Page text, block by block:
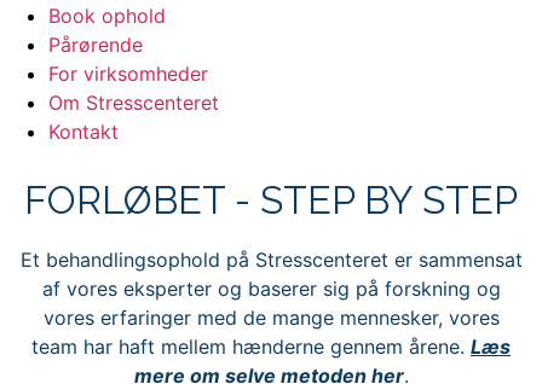
Book ophold
Pårørende
For virksomheder
Om Stresscenteret
Kontakt
FORLØBET - STEP BY STEP
Et behandlingsophold på Stresscenteret er sammensat
af vores eksperter og baserer sig på forskning og
vores erfaringer med de mange mennesker, vores
team har haft mellem hænderne gennem årene. Læs
mere om selve metoden her.